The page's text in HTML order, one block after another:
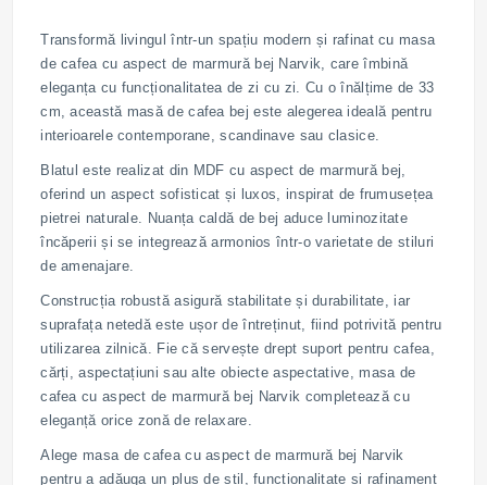
Transformă livingul într-un spațiu modern și rafinat cu masa
de cafea cu aspect de marmură bej Narvik, care îmbină
eleganța cu funcționalitatea de zi cu zi. Cu o înălțime de 33
cm, această masă de cafea bej este alegerea ideală pentru
interioarele contemporane, scandinave sau clasice.
Blatul este realizat din MDF cu aspect de marmură bej,
oferind un aspect sofisticat și luxos, inspirat de frumusețea
pietrei naturale. Nuanța caldă de bej aduce luminozitate
încăperii și se integrează armonios într-o varietate de stiluri
de amenajare.
Construcția robustă asigură stabilitate și durabilitate, iar
suprafața netedă este ușor de întreținut, fiind potrivită pentru
utilizarea zilnică. Fie că servește drept suport pentru cafea,
cărți, aspectațiuni sau alte obiecte aspectative, masa de
cafea cu aspect de marmură bej Narvik completează cu
eleganță orice zonă de relaxare.
Alege masa de cafea cu aspect de marmură bej Narvik
pentru a adăuga un plus de stil, funcționalitate și rafinament